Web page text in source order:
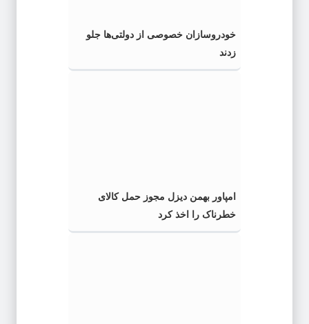
خودروسازان خصوصی از دولتی‌ها جلو
زدند
امپاور بهمن دیزل مجوز حمل کالای
خطرناک را اخذ کرد